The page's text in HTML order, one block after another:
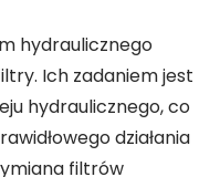
hydraulicznego
Ich zadaniem jest
hydraulicznego, co
działania
filtrów